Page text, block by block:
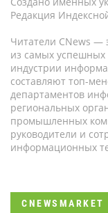
Редакция
Читатели CNews —
из самых успешных
индустрии
составляют топ-
департаментов
региональных
промышленных
руководители и
информационных
CNEWSMARKET